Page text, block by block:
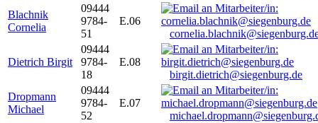
Blachnik
Cornelia
09444
9784-
51
E.06
Dietrich Birgit
09444
9784-
18
E.08
birgit.dietrich@siegenburg.de
Dropmann
Michael
09444
9784-
52
E.07